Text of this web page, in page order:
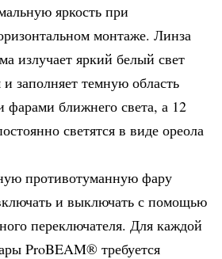
яркость при
монтаже. Линза
излучает яркий белый свет
заполняет темную область
ближнего света, а 12
светятся в виде ореола
противотуманную фару
и выключать с помощью
переключателя. Для каждой
ProBEAM® требуется